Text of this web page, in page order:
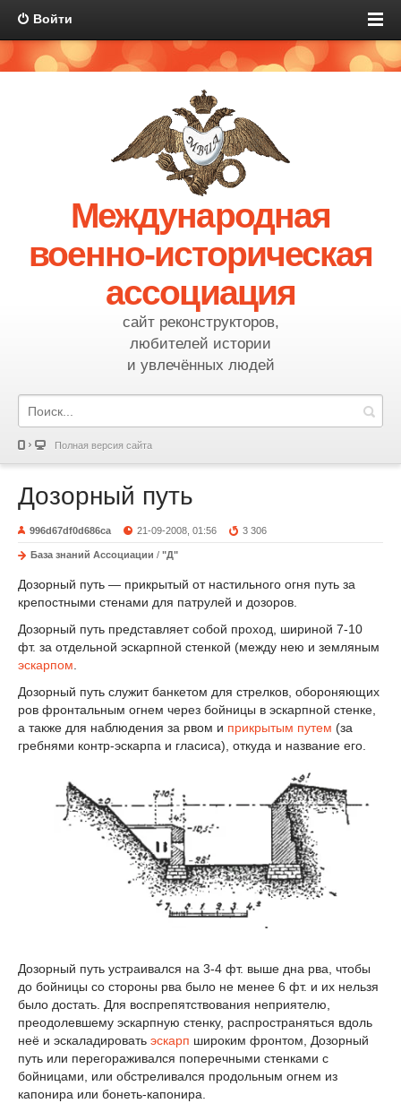
Войти
Международная
военно-историческая
ассоциация
сайт реконструкторов,
любителей истории
и увлечённых людей
Полная версия сайта
Дозорный путь
996d67df0d686ca 21-09-2008, 01:56 3 306
База знаний Ассоциации / "Д"
Дозорный путь — прикрытый от настильного огня путь за
крепостными стенами для патрулей и дозоров.
Дозорный путь представляет собой проход, шириной 7-10
фт. за отдельной эскарпной стенкой (между нею и земляным
эскарпом
Дозорный путь служит банкетом для стрелков, обороняющих
ров фронтальным огнем через бойницы в эскарпной стенке,
а также для наблюдения за рвом и прикрытым путем (за
гребнями контр-эскарпа и гласиса), откуда и название его.
Дозорный путь устраивался на 3-4 фт. выше дна рва, чтобы
до бойницы со стороны рва было не менее 6 фт. и их нельзя
было достать. Для воспрепятствования неприятелю,
преодолевшему эскарпную стенку, распространяться вдоль
неё и эскаладировать эскарп широким фронтом, Дозорный
путь или перегораживался поперечными стенками с
бойницами, или обстреливался продольным огнем из
капонира или бонеть-капонира.